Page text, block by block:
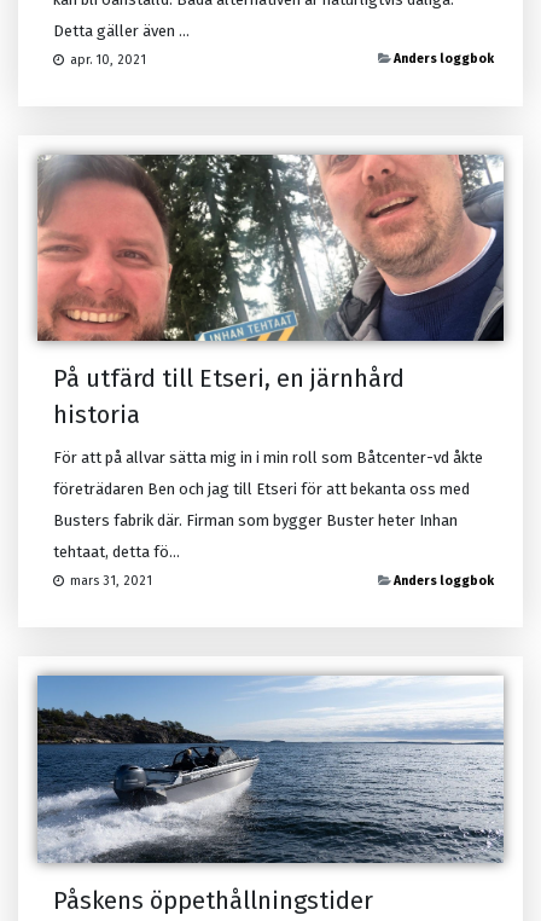
Detta gäller även ...
apr. 10, 2021 Anders loggbok
På utfärd till Etseri, en järnhård
historia
För att på allvar sätta mig in i min roll som Båtcenter-vd åkte
företrädaren Ben och jag till Etseri för att bekanta oss med
Busters fabrik där. Firman som bygger Buster heter Inhan
tehtaat, detta fö...
mars 31, 2021 Anders loggbok
Påskens öppethållningstider